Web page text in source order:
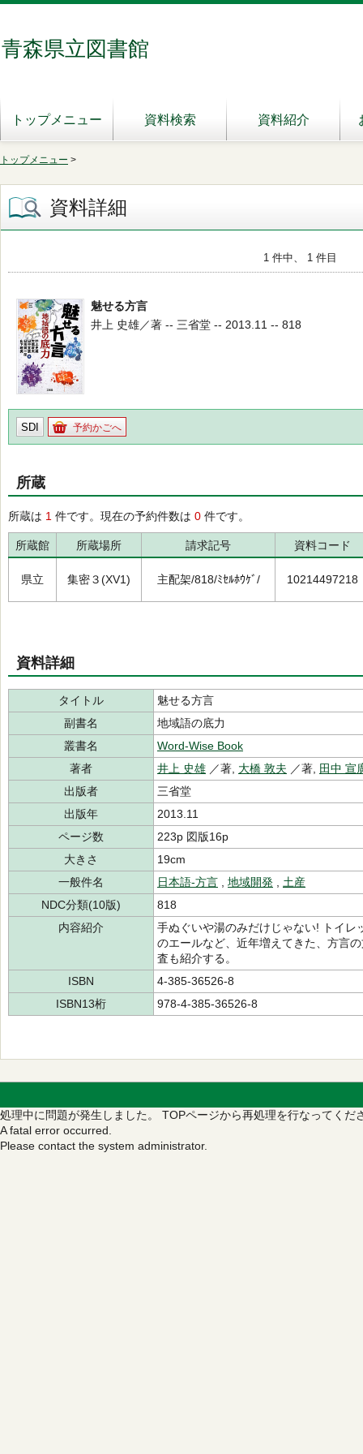
青森県立図書館
トップメニュー 資料検索 資料紹介
トップメニュー >
資料詳細
1 件中、 1 件目
魅せる方言
井上 史雄／著 -- 三省堂 -- 2013.11 -- 818
SDI 予約かごへ
所蔵
所蔵は 1 件です。現在の予約件数は 0 件です。
所蔵館 所蔵場所 請求記号 資料コード
県立 集密３(XV1) 主配架/818/ﾐｾﾙﾎｳｹﾞ/ 10214497218
資料詳細
タイトル
魅せる方言
副書名
地域語の底力
叢書名
Word‐Wise Book
著者
井上 史雄 ／著, 大橋 敦夫 ／著,
田中 宣
出版者
三省堂
出版年
2013.11
ページ数
223p 図版16p
大きさ
19cm
一般件名
日本語-方言 地域開発
土産
NDC分類(10版)
818
内容紹介
手ぬぐいや湯のみだけじゃない! トイ
のエールなど、近年増えてきた、方言
査も紹介する。
ISBN
4-385-36526-8
ISBN13桁
978-4-385-36526-8
処理中に問題が発生しました。 TOPページから再処理を行なってくだ
A fatal error occurred.
Please contact the system administrator.